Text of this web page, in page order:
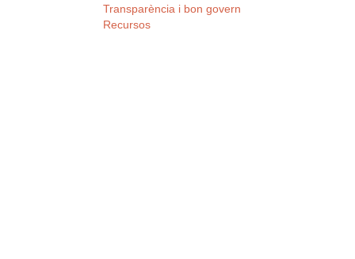
Transparència i bon govern
Recursos